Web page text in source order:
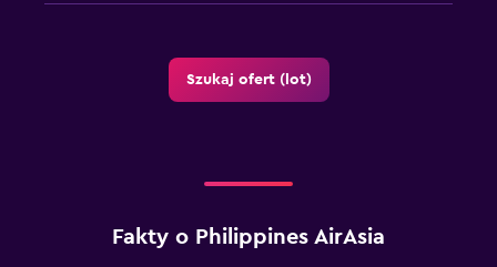
Szukaj ofert (lot)
Fakty o Philippines AirAsia